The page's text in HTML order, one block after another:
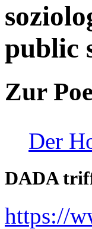
public
Zur
Der
DADA
https://